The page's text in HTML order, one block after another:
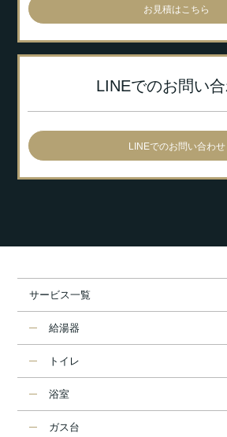
お見積はこちら
LINEでのお問い
LINEでのお問い合わせ
サービス一覧
給湯器
トイレ
浴室
ガス台